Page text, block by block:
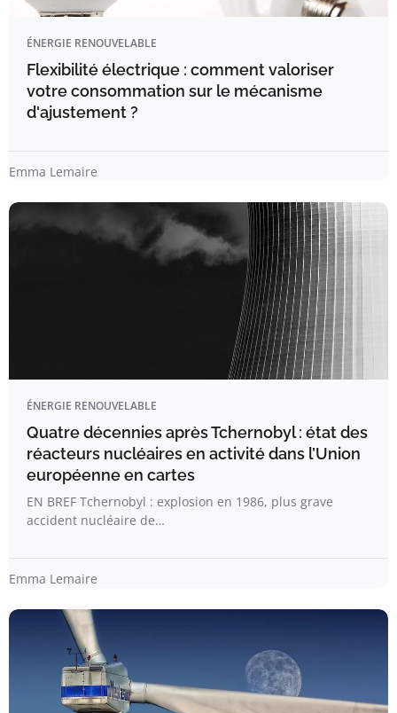
ÉNERGIE RENOUVELABLE
Flexibilité électrique : comment valoriser
votre consommation sur le mécanisme
d'ajustement ?
Emma Lemaire
ÉNERGIE RENOUVELABLE
Quatre décennies après Tchernobyl : état des
réacteurs nucléaires en activité dans l’Union
européenne en cartes
EN BREF Tchernobyl : explosion en 1986, plus grave
accident nucléaire de…
Emma Lemaire